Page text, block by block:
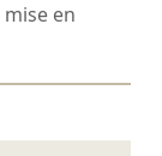
mise en